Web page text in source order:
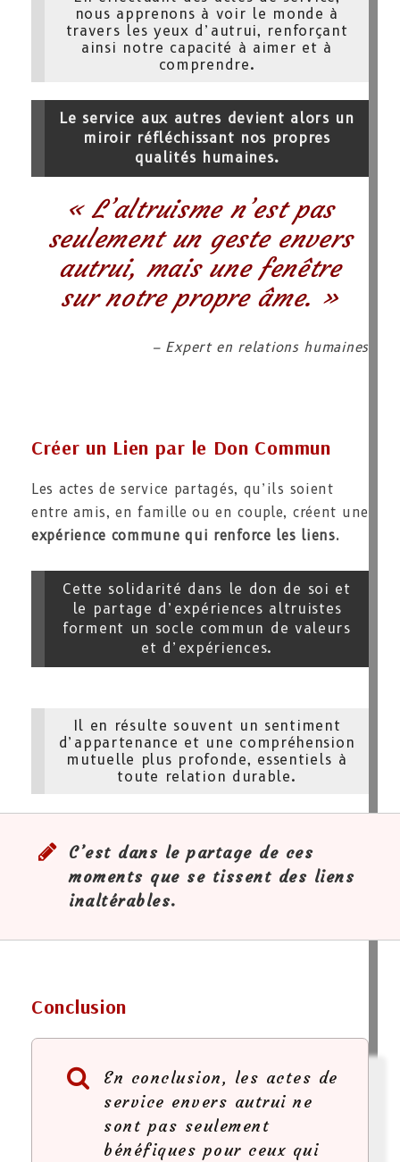
nous apprenons à voir le monde à
travers les yeux d’autrui, renforçant
ainsi notre capacité à aimer et à
comprendre.
Le service aux autres devient alors un
miroir réfléchissant nos propres
qualités humaines.
« L’altruisme n’est pas
seulement un geste envers
autrui, mais une fenêtre
sur notre propre âme. »
– Expert en relations humaines
Créer un Lien par le Don Commun
Les actes de service partagés, qu’ils soient
entre amis, en famille ou en couple, créent une
expérience commune qui renforce les liens.
Cette solidarité dans le don de soi et
le partage d’expériences altruistes
forment un socle commun de valeurs
et d’expériences.
Il en résulte souvent un sentiment
d’appartenance et une compréhension
mutuelle plus profonde, essentiels à
toute relation durable.
C’est dans le partage de ces
moments que se tissent des liens
inaltérables.
Conclusion
En conclusion, les actes de
service envers autrui ne
sont pas seulement
bénéfiques pour ceux qui